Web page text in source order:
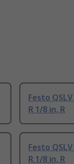
Festo
R 1/8 in, R
Festo
R 1/8 in, R